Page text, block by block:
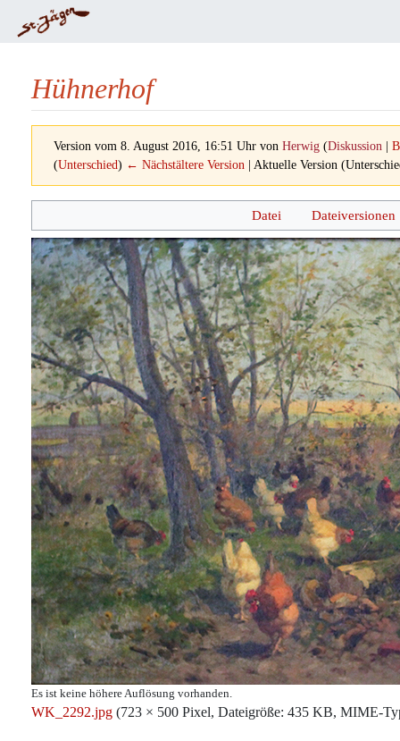
Hühnerhof
Version vom 8. August 2016, 16:51 Uhr von Herwig (Diskussion
(Unterschied) ← Nächstältere Version | Aktuelle Version
Datei Dateiversionen
Es ist keine höhere Auflösung vorhanden.
WK_2292.jpg (723 × 500 Pixel, Dateigröße: 435 KB, MIME-